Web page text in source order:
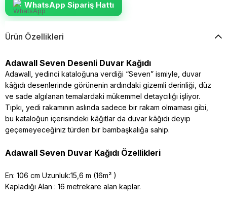
WhatsApp Sipariş Hattı
Ürün Özellikleri
Adawall Seven Desenli Duvar Kağıdı
Adawall, yedinci kataloğuna verdiği “Seven” ismiyle, duvar
kâğıdı desenlerinde görünenin ardındaki gizemli derinliği, düz
ve sade algılanan temalardaki mükemmel detaycılığı işliyor.
Tıpkı, yedi rakamının aslında sadece bir rakam olmaması gibi,
bu kataloğun içerisindeki kâğıtlar da duvar kâğıdı deyip
geçemeyeceğiniz türden bir bambaşkalığa sahip.
Adawall Seven Duvar Kağıdı Özellikleri
En: 106 cm Uzunluk:15,6 m (16m² )
Kapladığı Alan : 16 metrekare alan kaplar.